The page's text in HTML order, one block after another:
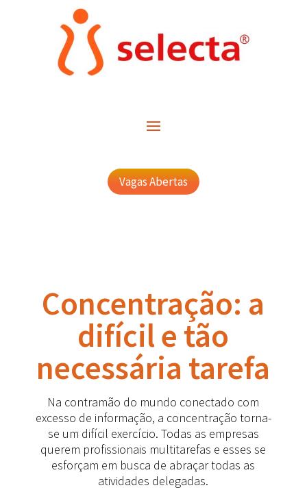
Vagas Abertas
Concentração: a
difícil e tão
necessária tarefa
Na contramão do mundo conectado com
excesso de informação, a concentração torna-
se um difícil exercício. Todas as empresas
querem profissionais multitarefas e esses se
esforçam em busca de abraçar todas as
atividades delegadas.